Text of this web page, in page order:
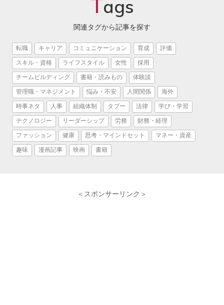
Tags
関連タグから記事を探す
転職 キャリア コミュニケーション 育成 評価
スキル・資格 ライフスタイル 女性 採用
チームビルディング 書籍・読みもの 体験談
管理職・マネジメント 悩み・不安 人間関係 海外
時事ネタ 人事 組織体制 タブー 法律 学び・学習
テクノロジー リーダーシップ 労務 財務・経理
ファッション 健康 思考・マインドセット マネー・資産
趣味 漫画記事 映画 書籍
＜スポンサーリンク＞